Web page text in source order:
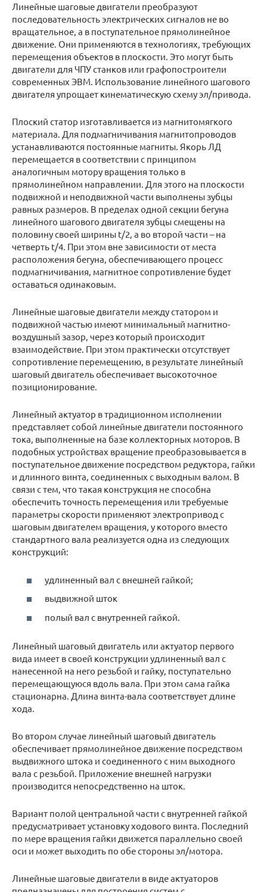
Линейные шаговые двигатели преобразуют
последовательность электрических сигналов не во
вращательное, а в поступательное прямолинейное
движение. Они применяются в технологиях, требующих
перемещения объектов в плоскости. Это могут быть
двигатели для ЧПУ станков или графопостроители
современных ЭВМ. Использование линейного шагового
двигателя упрощает кинематическую схему эл/привода.
Плоский статор изготавливается из магнитомягкого
материала. Для подмагничивания магнитопроводов
устанавливаются постоянные магниты. Якорь ЛД
перемещается в соответствии с принципом
аналогичным мотору вращения только в
прямолинейном направлении. Для этого на плоскости
подвижной и неподвижной части выполнены зубцы
равных размеров. В пределах одной секции бегуна
линейного шагового двигателя зубцы смещены на
половину своей ширины t/2, а во второй части – на
четверть t/4. При этом вне зависимости от места
расположения бегуна, обеспечивающего процесс
подмагничивания, магнитное сопротивление будет
оставаться одинаковым.
Линейные шаговые двигатели между статором и
подвижной частью имеют минимальный магнитно-
воздушный зазор, через который происходит
взаимодействие. При этом практически отсутствует
сопротивление перемещению, в результате линейный
шаговый двигатель обеспечивает высокоточное
позиционирование.
Линейный актуатор в традиционном исполнении
представляет собой линейные двигатели постоянного
тока, выполненные на базе коллекторных моторов. В
подобных устройствах вращение преобразовывается в
поступательное движение посредством редуктора, гайки
и длинного винта, соединенных с выходным валом. В
связи с тем, что такая конструкция не способна
обеспечить точность перемещения или требуемые
параметры скорости применяют электропривод с
шаговым двигателем вращения, у которого вместо
стандартного вала реализуется одна из следующих
конструкций:
удлиненный вал с внешней гайкой;
выдвижной шток
полый вал с внутренней гайкой.
Линейный шаговый двигатель или актуатор первого
вида имеет в своей конструкции удлиненный вал с
нанесенной на него резьбой и гайку, поступательно
перемещающуюся вдоль вала. При этом сама гайка
стационарна. Длина винта-вала соответствует длине
хода.
Во втором случае линейный шаговый двигатель
обеспечивает прямолинейное движение посредством
выдвижного штока и соединенного с ним выходного
вала с резьбой. Приложение внешней нагрузки
производится непосредственно на шток.
Вариант полой центральной части с внутренней гайкой
предусматривает установку ходового винта. Последний
по мере вращения гайки движется параллельно своей
оси и может выходить по обе стороны эл/мотора.
Линейные шаговые двигатели в виде актуаторов